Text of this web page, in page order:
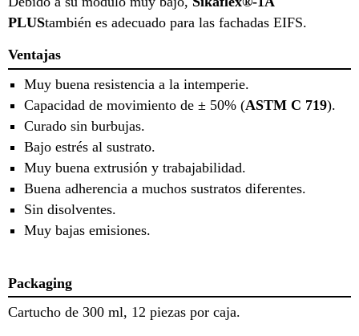
PLUStambién es adecuado para las fachadas EIFS.
Ventajas
Muy buena resistencia a la intemperie.
Capacidad de movimiento de ± 50% (ASTM C 719).
Curado sin burbujas.
Bajo estrés al sustrato.
Muy buena extrusión y trabajabilidad.
Buena adherencia a muchos sustratos diferentes.
Sin disolventes.
Muy bajas emisiones.
Packaging
Cartucho de 300 ml, 12 piezas por caja.